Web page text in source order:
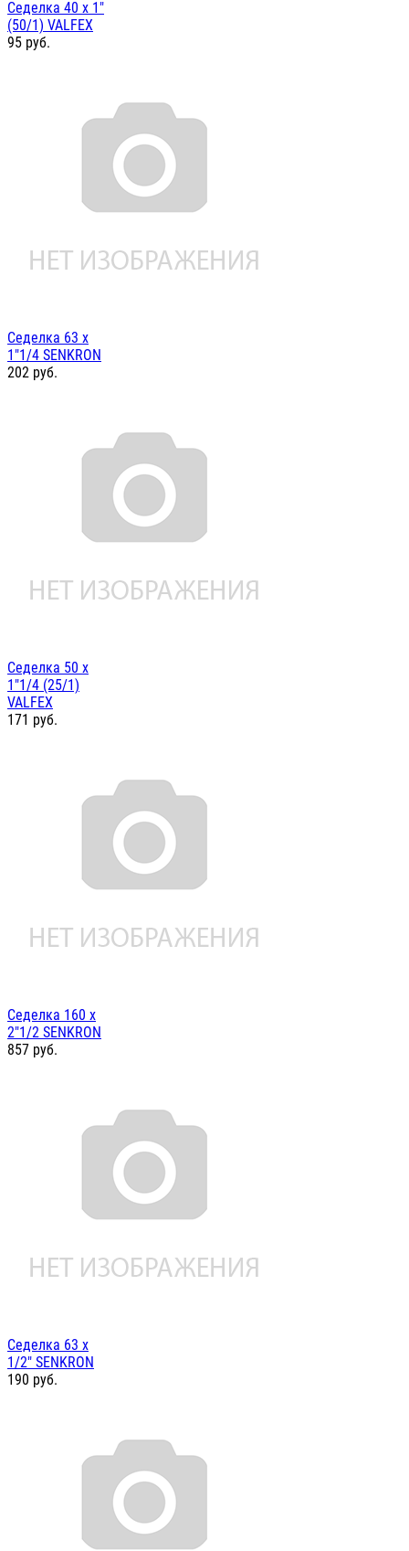
Седелка 40 х 1"
(50/1) VALFEX
95 руб.
Седелка 63 х
1"1/4 SENKRON
202 руб.
Седелка 50 х
1"1/4 (25/1)
VALFEX
171 руб.
Седелка 160 х
2"1/2 SENKRON
857 руб.
Седелка 63 х
1/2" SENKRON
190 руб.